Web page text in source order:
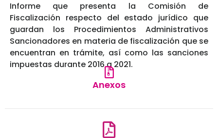
Informe que presenta la Comisión de
Fiscalización respecto del estado jurídico que
guardan los Procedimientos Administrativos
Sancionadores en materia de fiscalización que se
encuentran en trámite, así como las sanciones
impuestas durante 2016 a 2021.
Anexos